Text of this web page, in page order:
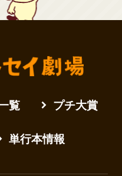
覧 プチ大賞
単行本情報